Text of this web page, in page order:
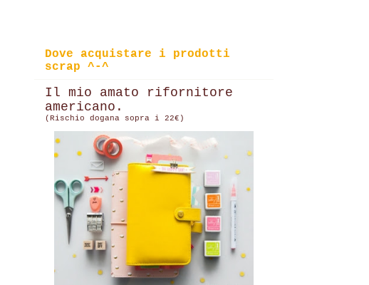
Dove acquistare i prodotti
scrap ^-^
Il mio amato rifornitore
americano.
(Rischio dogana sopra i 22€)